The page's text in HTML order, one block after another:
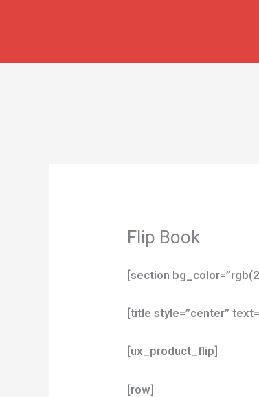
Flip Book
[section
[title style=”center”
[ux_product_flip]
[row]